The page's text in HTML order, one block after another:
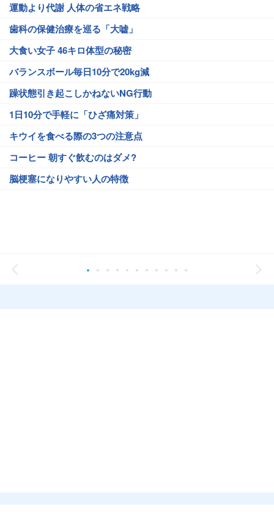
運動より代謝 人体の省エネ戦略
歯科の保健治療を巡る「大嘘」
大食い女子 46キロ体型の秘密
バランスボール毎日10分で20kg減
躁状態引き起こしかねないNG行動
1日10分で手軽に「ひざ痛対策」
キウイを食べる際の3つの注意点
コーヒー 朝すぐ飲むのはダメ?
脳梗塞になりやすい人の特徴